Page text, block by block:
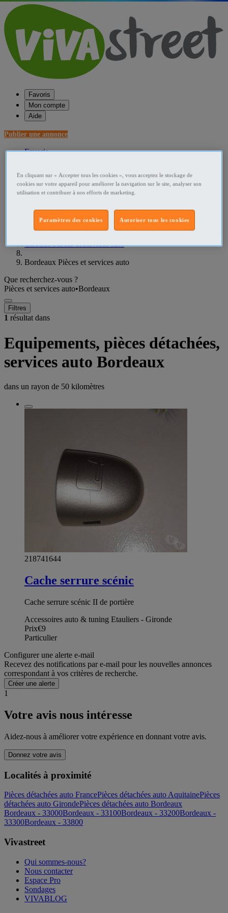
Favoris
Mon compte
Aide
Publier une annonce
Favoris
Accueil
Gironde Pièces et services auto
Bordeaux Pièces et services auto
Que recherchez-vous ?
Pièces et services auto•Bordeaux
Filtres
1 résultat dans
Equipements, pièces détachées,
services auto Bordeaux
dans un rayon de 50 kilomètres
218741644
Cache serrure scénic
Cache serrure scénic II de portière
Accessoires auto & tuning Etauliers - Gironde
Prix€9
Particulier
Configurer une alerte e-mail
Recevez des notifications par e-mail pour les nouvelles annonces
correspondant à vos critères de recherche.
Créer une alerte
1
Votre avis nous intéresse
Aidez-nous à améliorer votre expérience en donnant votre avis.
Donnez votre avis
Localités à proximité
Pièces détachées auto FrancePièces détachées auto AquitainePièces
détachées auto GirondePièces détachées auto Bordeaux
Bordeaux - 33000Bordeaux - 33100Bordeaux - 33200Bordeaux -
33300Bordeaux - 33800
Vivastreet
Qui sommes-nous?
Nous contacter
Espace Pro
Sondages
VIVABLOG
En cliquant sur « Accepter tous les cookies », vous acceptez le stockage de
cookies sur votre appareil pour améliorer la navigation sur le site, analyser son
utilisation et contribuer à nos efforts de marketing.
Autoriser tous les cookies
Paramètres des cookies